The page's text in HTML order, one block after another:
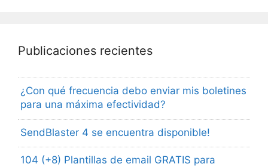
Publicaciones recientes
¿Con qué frecuencia debo enviar mis boletines
para una máxima efectividad?
SendBlaster 4 se encuentra disponible!
104 (+8) Plantillas de email GRATIS para